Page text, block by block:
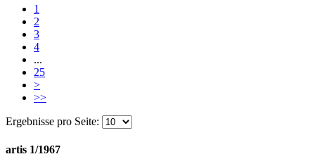
1
2
3
4
...
25
>
>>
Ergebnisse pro Seite:
artis 1/1967